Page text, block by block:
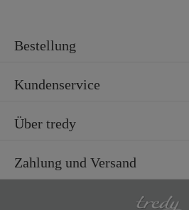
Bestellung
Kundenservice
Über tredy
Zahlung und Versand